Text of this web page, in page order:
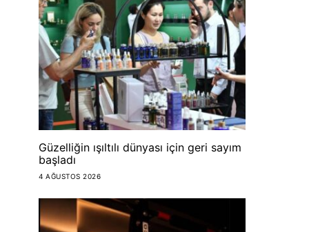
Güzelliğin ışıltılı dünyası için geri sayım
başladı
4 AĞUSTOS 2026